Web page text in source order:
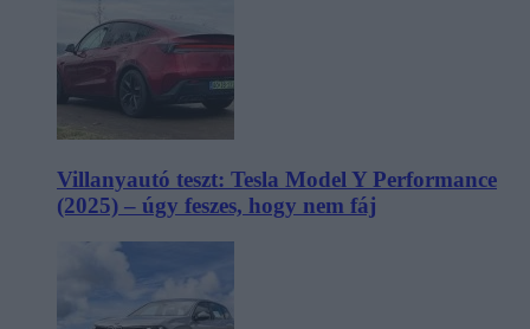
Villanyautó teszt: Tesla Model Y Performance
(2025) – úgy feszes, hogy nem fáj